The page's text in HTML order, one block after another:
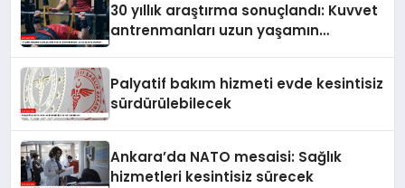
30 yıllık araştırma sonuçlandı: Kuvvet
antrenmanları uzun yaşamın
Palyatif bakım hizmeti evde kesintisiz
sürdürülebilecek
Ankara’da NATO mesaisi: Sağlık
hizmetleri kesintisiz sürecek